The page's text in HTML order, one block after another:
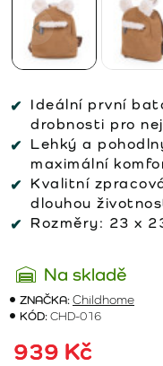
Ideální první
drobnosti pro
Lehký a
maximální
Kvalitní
dlouhou
Rozměry: 23 x
Na skladě
ZNAČKA:Childhome
KÓD:CHD-016
939 Kč